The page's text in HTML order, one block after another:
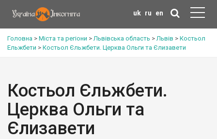
uk ru en
Головна > Міста та регіони >Львівська область >Львів > Костьол
Ельжбети > Костьол Єльжбети. Церква Ольги та Єлизавети
Костьол Єльжбети.
Церква Ольги та
Єлизавети